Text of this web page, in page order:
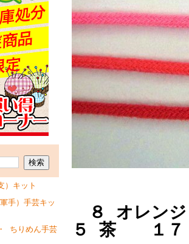
）キット
手）手芸キッ
ちりめん手芸
８ オレン
５ 茶 １７